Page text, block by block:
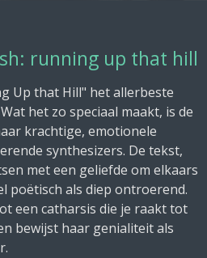
running up that hill
Up that Hill" het allerbeste
het zo speciaal maakt, is de
krachtige, emotionele
synthesizers. De tekst,
met een geliefde om elkaars
poëtisch als diep ontroerend.
een catharsis die je raakt tot
bewijst haar genialiteit als